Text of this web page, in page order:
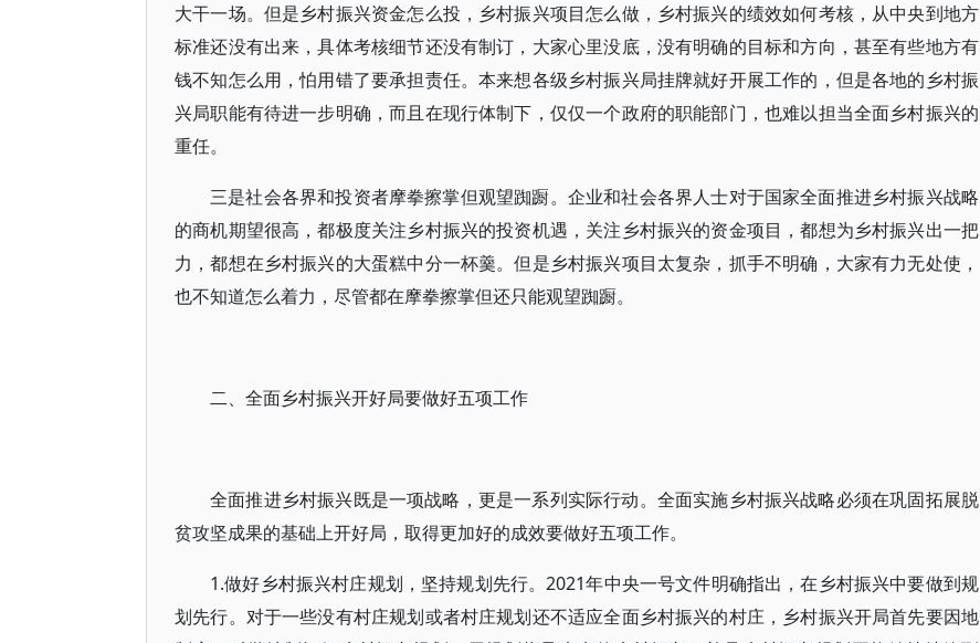
大干一场。但是乡村振兴资金怎么投，乡村振兴项目怎么做，乡村振兴的绩效如何考核，从中央到地方
标准还没有出来，具体考核细节还没有制订，大家心里没底，没有明确的目标和方向，甚至有些地方有
钱不知怎么用，怕用错了要承担责任。本来想各级乡村振兴局挂牌就好开展工作的，但是各地的乡村振
兴局职能有待进一步明确，而且在现行体制下，仅仅一个政府的职能部门，也难以担当全面乡村振兴的
重任。
三是社会各界和投资者摩拳擦掌但观望踟蹰。企业和社会各界人士对于国家全面推进乡村振兴战略
的商机期望很高，都极度关注乡村振兴的投资机遇，关注乡村振兴的资金项目，都想为乡村振兴出一把
力，都想在乡村振兴的大蛋糕中分一杯羹。但是乡村振兴项目太复杂，抓手不明确，大家有力无处使，
也不知道怎么着力，尽管都在摩拳擦掌但还只能观望踟蹰。
二、全面乡村振兴开好局要做好五项工作
全面推进乡村振兴既是一项战略，更是一系列实际行动。全面实施乡村振兴战略必须在巩固拓展脱
贫攻坚成果的基础上开好局，取得更加好的成效要做好五项工作。
1.做好乡村振兴村庄规划，坚持规划先行。2021年中央一号文件明确指出，在乡村振兴中要做到规
划先行。对于一些没有村庄规划或者村庄规划还不适应全面乡村振兴的村庄，乡村振兴开局首先要因地